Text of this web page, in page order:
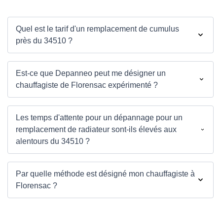
Quel est le tarif d'un remplacement de cumulus
près du 34510 ?
Est-ce que Depanneo peut me désigner un
chauffagiste de Florensac expérimenté ?
Les temps d'attente pour un dépannage pour un
remplacement de radiateur sont-ils élevés aux
alentours du 34510 ?
Par quelle méthode est désigné mon chauffagiste à
Florensac ?